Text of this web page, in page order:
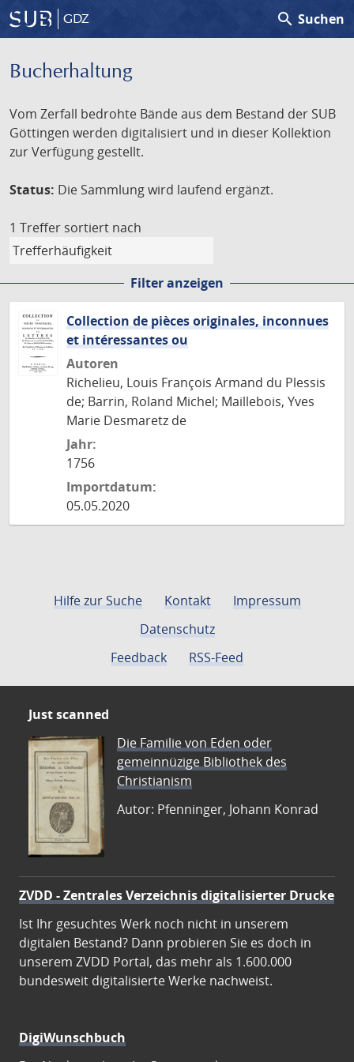
GDZ search Suchen
Bucherhaltung
Vom Zerfall bedrohte Bände aus dem Bestand der SUB
Göttingen werden digitalisiert und in dieser Kollektion
zur Verfügung gestellt.
Status: Die Sammlung wird laufend ergänzt.
1 Treffer sortiert nach
Filter anzeigen
Collection de pièces originales, inconnues
et intéressantes ou
Autoren
Richelieu, Louis François Armand du Plessis
de; Barrin, Roland Michel; Maillebois, Yves
Marie Desmaretz de
Jahr:
1756
Importdatum:
05.05.2020
Hilfe zur Suche Kontakt
Impressum
Datenschutz
Feedback
RSS-Feed
Just scanned
Die Familie von Eden oder
gemeinnüzige Bibliothek des
Christianism
Autor: Pfenninger, Johann Konrad
ZVDD - Zentrales Verzeichnis digitalisierter Drucke
Ist Ihr gesuchtes Werk noch nicht in unserem
digitalen Bestand? Dann probieren Sie es doch in
unserem ZVDD Portal, das mehr als 1.600.000
bundesweit digitalisierte Werke nachweist.
DigiWunschbuch